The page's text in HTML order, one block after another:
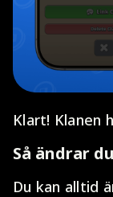
Klart! Klanen
Så ändrar
Du kan alltid